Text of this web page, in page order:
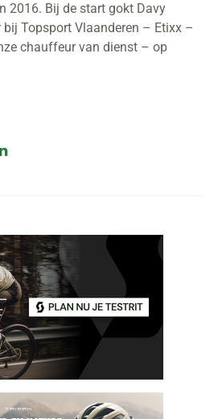
2016. Bij de start gokt Davy
Topsport Vlaanderen – Etixx –
chauffeur van dienst – op